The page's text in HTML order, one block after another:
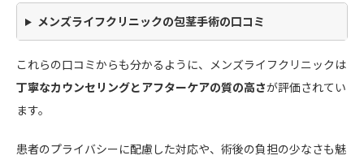
メンズライフクリニックの包茎手術の口コミ
これらの口コミからも分かるように、メンズライフクリニックは
丁寧なカウンセリングとアフターケアの質の高さが評価されてい
ます。
患者のプライバシーに配慮した対応や、術後の負担の少なさも魅